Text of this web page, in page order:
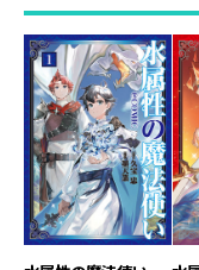
マイペースすぎる最
ミカライズ第三弾！